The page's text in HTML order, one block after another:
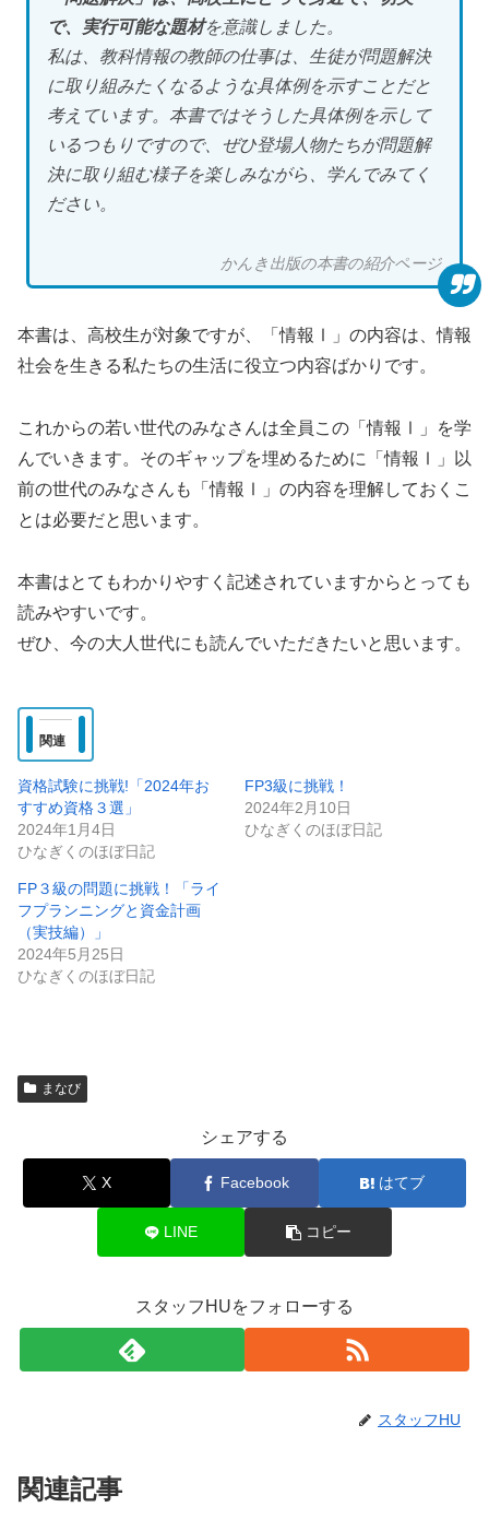
で、実行可能な題材を意識しました。
私は、教科情報の教師の仕事は、生徒が問題解決
に取り組みたくなるような具体例を示すことだと
考えています。本書ではそうした具体例を示して
いるつもりですので、ぜひ登場人物たちが問題解
決に取り組む様子を楽しみながら、学んでみてく
ださい。
かんき出版の本書の紹介ページ
本書は、高校生が対象ですが、「情報Ⅰ」の内容は、情報
社会を生きる私たちの生活に役立つ内容ばかりです。
これからの若い世代のみなさんは全員この「情報Ⅰ」を学
んでいきます。そのギャップを埋めるために「情報Ⅰ」以
前の世代のみなさんも「情報Ⅰ」の内容を理解しておくこ
とは必要だと思います。
本書はとてもわかりやすく記述されていますからとっても
読みやすいです。
ぜひ、今の大人世代にも読んでいただきたいと思います。
関連
資格試験に挑戦!「2024年お
すすめ資格３選」
2024年1月4日
ひなぎくのほぼ日記
FP3級に挑戦！
2024年2月10日
ひなぎくのほぼ日記
FP３級の問題に挑戦！「ライ
フプランニングと資金計画
（実技編）」
2024年5月25日
ひなぎくのほぼ日記
まなび
シェアする
X Facebook はてブ
LINE コピー
スタッフHUをフォローする
スタッフHU
関連記事